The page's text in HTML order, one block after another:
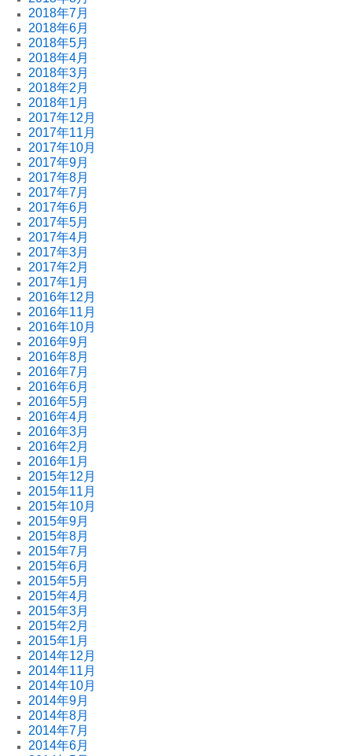
2018年7月
2018年6月
2018年5月
2018年4月
2018年3月
2018年2月
2018年1月
2017年12月
2017年11月
2017年10月
2017年9月
2017年8月
2017年7月
2017年6月
2017年5月
2017年4月
2017年3月
2017年2月
2017年1月
2016年12月
2016年11月
2016年10月
2016年9月
2016年8月
2016年7月
2016年6月
2016年5月
2016年4月
2016年3月
2016年2月
2016年1月
2015年12月
2015年11月
2015年10月
2015年9月
2015年8月
2015年7月
2015年6月
2015年5月
2015年4月
2015年3月
2015年2月
2015年1月
2014年12月
2014年11月
2014年10月
2014年9月
2014年8月
2014年7月
2014年6月